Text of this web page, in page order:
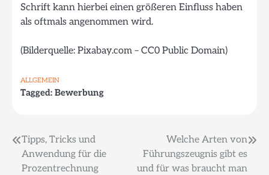
Schrift kann hierbei einen größeren Einfluss haben
als oftmals angenommen wird.
(Bilderquelle: Pixabay.com – CC0 Public Domain)
ALLGEMEIN
Tagged: Bewerbung
Beitragsnavigation
Tipps, Tricks und
Anwendung für die
Prozentrechnung
Welche Arten von
Führungszeugnis gibt es
und für was braucht man